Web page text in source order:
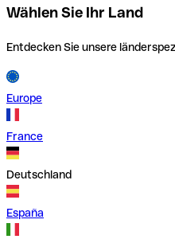
Wählen Sie Ihr Land
Entdecken Sie unsere
Europe
France
Deutschland
España